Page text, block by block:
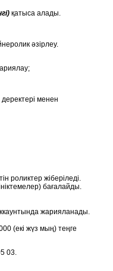
қатыса алады.
әзірлеу.
менен
роликтер жіберіледі.
бағалайды.
жарияланады.
(екі жүз мың) теңге
03.